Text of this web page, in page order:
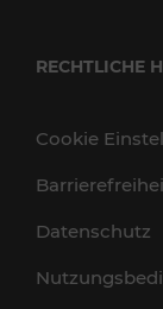
RECHTLICHE
Cookie
Datenschutz